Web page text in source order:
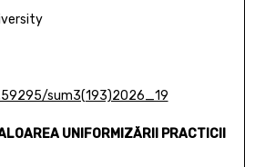
sum3(193)2026_19
UNIFORMIZĂRII PRACTICII